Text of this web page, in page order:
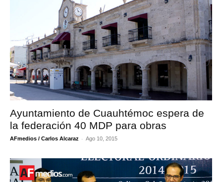
Ayuntamiento de Cuauhtémoc espera de
la federación 40 MDP para obras
AFmedios / Carlos Alcaraz - Ago 10, 2015